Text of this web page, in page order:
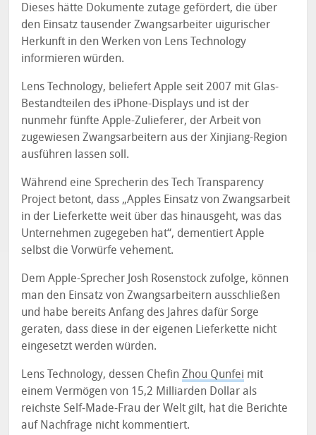
Dieses hätte Dokumente zutage gefördert, die über
den Einsatz tausender Zwangsarbeiter uigurischer
Herkunft in den Werken von Lens Technology
informieren würden.
Lens Technology, beliefert Apple seit 2007 mit Glas-
Bestandteilen des iPhone-Displays und ist der
nunmehr fünfte Apple-Zulieferer, der Arbeit von
zugewiesen Zwangsarbeitern aus der Xinjiang-Region
ausführen lassen soll.
Während eine Sprecherin des Tech Transparency
Project betont, dass „Apples Einsatz von Zwangsarbeit
in der Lieferkette weit über das hinausgeht, was das
Unternehmen zugegeben hat“, dementiert Apple
selbst die Vorwürfe vehement.
Dem Apple-Sprecher Josh Rosenstock zufolge, können
man den Einsatz von Zwangsarbeitern ausschließen
und habe bereits Anfang des Jahres dafür Sorge
geraten, dass diese in der eigenen Lieferkette nicht
eingesetzt werden würden.
Lens Technology, dessen ChefinZhou Qunfei mit
einem Vermögen von 15,2 Milliarden Dollar als
reichste Self-Made-Frau der Welt gilt, hat die Berichte
auf Nachfrage nicht kommentiert.